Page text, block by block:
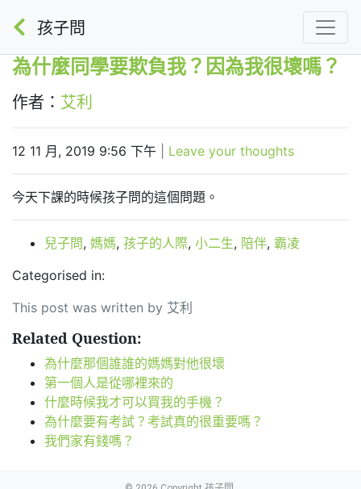
孩子問
為什麼同學要欺負我？因為我很壞嗎？
作者： 艾利
12 11 月, 2019 9:56 下午 Leave your thoughts
今天下課的時候孩子問的這個問題。
兒子問, 媽媽, 孩子的人際, 小二生, 陪伴, 霸凌
Categorised in:
This post was written by 艾利
Related Question:
為什麼那個誰誰的媽媽對他很壞
第一個人是從哪裡來的
什麼時候我才可以買我的手機？
為什麼要有考試？考試真的很重要嗎？
我們家有錢嗎？